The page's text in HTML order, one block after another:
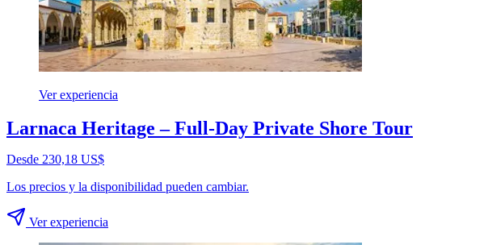
Ver experiencia
Larnaca Heritage – Full-Day Private Shore Tour
Desde 230,18 US$
Los precios y la disponibilidad pueden cambiar.
Ver experiencia